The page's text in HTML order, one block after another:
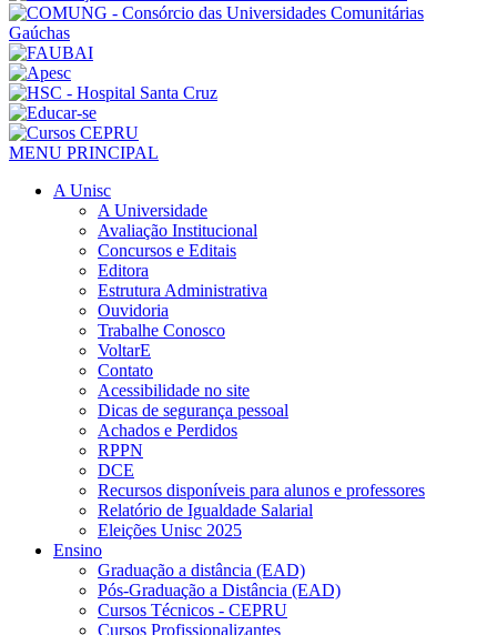
MENU PRINCIPAL
A Unisc
A Universidade
Avaliação Institucional
Concursos e Editais
Editora
Estrutura Administrativa
Ouvidoria
Trabalhe Conosco
VoltarE
Contato
Acessibilidade no site
Dicas de segurança pessoal
Achados e Perdidos
RPPN
DCE
Recursos disponíveis para alunos e professores
Relatório de Igualdade Salarial
Eleições Unisc 2025
Ensino
Graduação a distância (EAD)
Pós-Graduação a Distância (EAD)
Cursos Técnicos - CEPRU
Cursos Profissionalizantes